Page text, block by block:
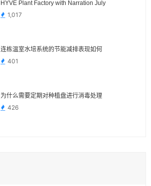
HYVE Plant Factory with Narration July
1,017
连栋温室水培系统的节能减排表现如何
401
为什么需要定期对种植盘进行消毒处理
426